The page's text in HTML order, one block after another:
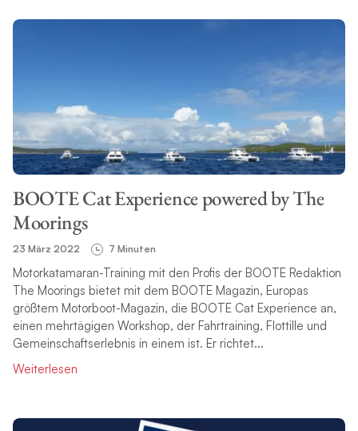
BOOTE Cat Experience powered by The
Moorings
23 März 2022 7 Minuten
Motorkatamaran-Training mit den Profis der BOOTE Redaktion
The Moorings bietet mit dem BOOTE Magazin, Europas
größtem Motorboot-Magazin, die BOOTE Cat Experience an,
einen mehrtägigen Workshop, der Fahrtraining, Flottille und
Gemeinschaftserlebnis in einem ist. Er richtet...
Weiterlesen